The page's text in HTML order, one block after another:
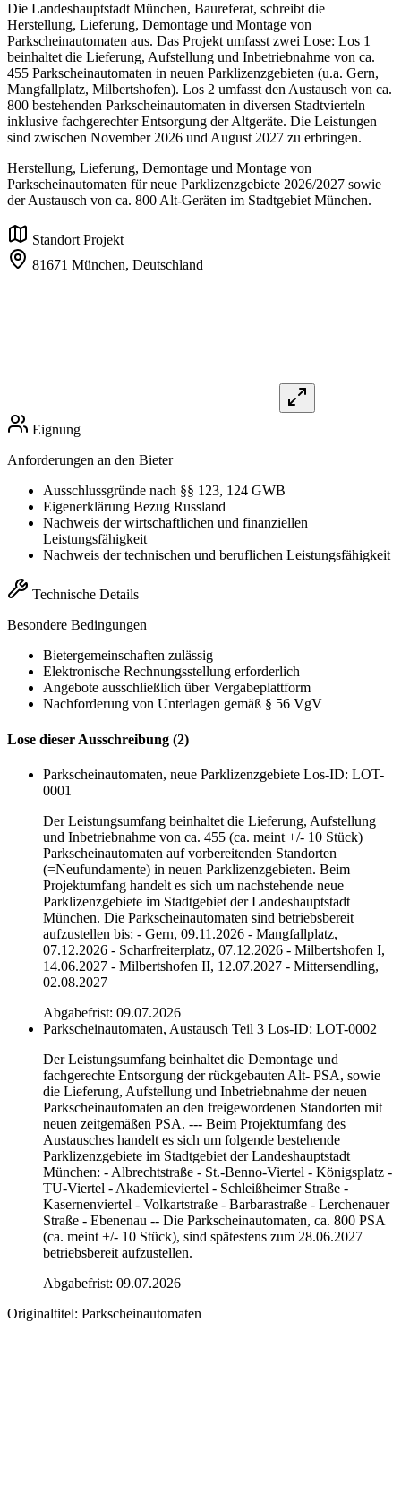
Die Landeshauptstadt München, Baureferat, schreibt die
Herstellung, Lieferung, Demontage und Montage von
Parkscheinautomaten aus. Das Projekt umfasst zwei Lose: Los 1
beinhaltet die Lieferung, Aufstellung und Inbetriebnahme von ca.
455 Parkscheinautomaten in neuen Parklizenzgebieten (u.a. Gern,
Mangfallplatz, Milbertshofen). Los 2 umfasst den Austausch von ca.
800 bestehenden Parkscheinautomaten in diversen Stadtvierteln
inklusive fachgerechter Entsorgung der Altgeräte. Die Leistungen
sind zwischen November 2026 und August 2027 zu erbringen.
Herstellung, Lieferung, Demontage und Montage von
Parkscheinautomaten für neue Parklizenzgebiete 2026/2027 sowie
der Austausch von ca. 800 Alt-Geräten im Stadtgebiet München.
Standort Projekt
81671 München, Deutschland
Eignung
Anforderungen an den Bieter
Ausschlussgründe nach §§ 123, 124 GWB
Eigenerklärung Bezug Russland
Nachweis der wirtschaftlichen und finanziellen
Leistungsfähigkeit
Nachweis der technischen und beruflichen Leistungsfähigkeit
Technische Details
Besondere Bedingungen
Bietergemeinschaften zulässig
Elektronische Rechnungsstellung erforderlich
Angebote ausschließlich über Vergabeplattform
Nachforderung von Unterlagen gemäß § 56 VgV
Lose dieser Ausschreibung (2)
Parkscheinautomaten, neue Parklizenzgebiete Los-ID: LOT-
0001
Der Leistungsumfang beinhaltet die Lieferung, Aufstellung
und Inbetriebnahme von ca. 455 (ca. meint +/- 10 Stück)
Parkscheinautomaten auf vorbereitenden Standorten
(=Neufundamente) in neuen Parklizenzgebieten. Beim
Projektumfang handelt es sich um nachstehende neue
Parklizenzgebiete im Stadtgebiet der Landeshauptstadt
München. Die Parkscheinautomaten sind betriebsbereit
aufzustellen bis: - Gern, 09.11.2026 - Mangfallplatz,
07.12.2026 - Scharfreiterplatz, 07.12.2026 - Milbertshofen I,
14.06.2027 - Milbertshofen II, 12.07.2027 - Mittersendling,
02.08.2027
Abgabefrist: 09.07.2026
Parkscheinautomaten, Austausch Teil 3 Los-ID: LOT-0002
Der Leistungsumfang beinhaltet die Demontage und
fachgerechte Entsorgung der rückgebauten Alt- PSA, sowie
die Lieferung, Aufstellung und Inbetriebnahme der neuen
Parkscheinautomaten an den freigewordenen Standorten mit
neuen zeitgemäßen PSA. --- Beim Projektumfang des
Austausches handelt es sich um folgende bestehende
Parklizenzgebiete im Stadtgebiet der Landeshauptstadt
München: - Albrechtstraße - St.-Benno-Viertel - Königsplatz -
TU-Viertel - Akademieviertel - Schleißheimer Straße -
Kasernenviertel - Volkartstraße - Barbarastraße - Lerchenauer
Straße - Ebenenau -- Die Parkscheinautomaten, ca. 800 PSA
(ca. meint +/- 10 Stück), sind spätestens zum 28.06.2027
betriebsbereit aufzustellen.
Abgabefrist: 09.07.2026
Originaltitel: Parkscheinautomaten